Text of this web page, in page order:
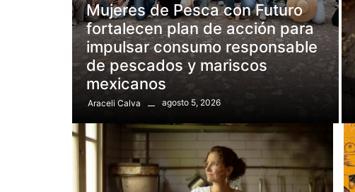
Mujeres de Pesca con Futuro
fortalecen plan de acción para
impulsar consumo responsable
de pescados y mariscos
mexicanos
Araceli Calva agosto 5, 2026